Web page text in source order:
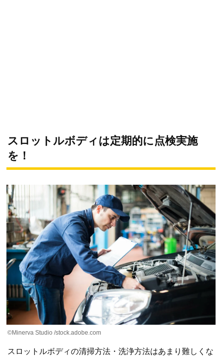
スロットルボディは定期的に点検実施
を！
©Minerva Studio /stock.adobe.com
スロットルボディの清掃方法・洗浄方法はあまり難しくな